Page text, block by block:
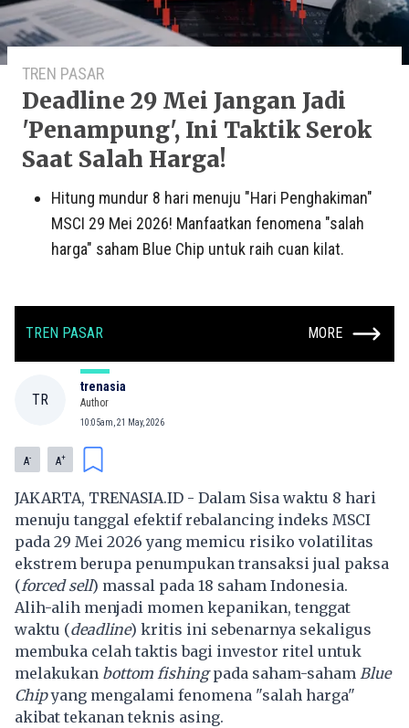
TREN PASAR
Deadline 29 Mei Jangan Jadi
'Penampung', Ini Taktik Serok
Saat Salah Harga!
Hitung mundur 8 hari menuju "Hari Penghakiman"
MSCI 29 Mei 2026! Manfaatkan fenomena "salah
harga" saham Blue Chip untuk raih cuan kilat.
TREN PASAR MORE
TR
trenasia
Author
10:05am, 21 May, 2026
A- A+
JAKARTA, TRENASIA.ID - Dalam Sisa waktu 8 hari
menuju tanggal efektif rebalancing indeks MSCI
pada 29 Mei 2026 yang memicu risiko volatilitas
ekstrem berupa penumpukan transaksi jual paksa
(forced sell) massal pada 18 saham Indonesia.
Alih-alih menjadi momen kepanikan, tenggat
waktu (deadline) kritis ini sebenarnya sekaligus
membuka celah taktis bagi investor ritel untuk
melakukan bottom fishingpada saham-saham Blue
Chipyang mengalami fenomena "salah harga"
akibat tekanan teknis asing.